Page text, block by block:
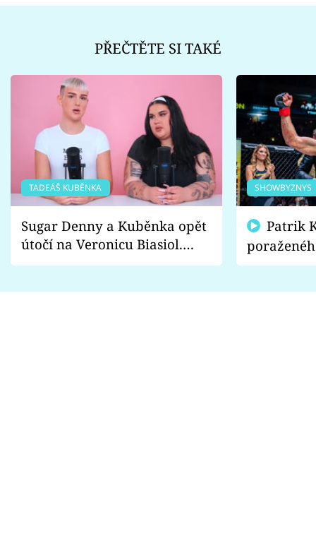
PŘEČTĚTE SI TAKÉ
TADEÁŠ KUBĚNKA
Sugar Denny a Kuběnka opět
útočí na Veronicu Biasiol.
Proč je podle nich falešná a
SHOWBYZNYS
fanoušci